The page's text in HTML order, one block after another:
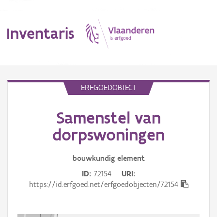
Inventaris
Aanduidingsobject
ERFGOEDOBJECT
Samenstel van
dorpswoningen
bouwkundig element
ID 72154
URI
https://id.erfgoed.net/erfgoedobjecten/72154